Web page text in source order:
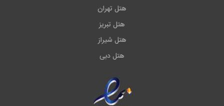
هتل تهران
هتل تبریز
هتل شیراز
هتل دبی